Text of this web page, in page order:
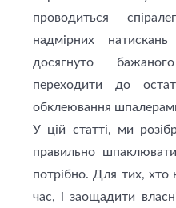
проводиться
надмірних
досягнуто
переходити до
обклеювання
У цій статті, ми
правильно
потрібно. Для тих, хто
час, і заощадити